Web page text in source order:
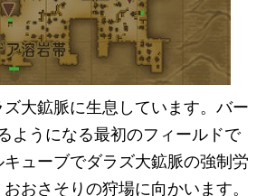
大鉱脈に生息しています。バー
ようになる最初のフィールドで
ューブでダラズ大鉱脈の強制労
おさそりの狩場に向かいます。